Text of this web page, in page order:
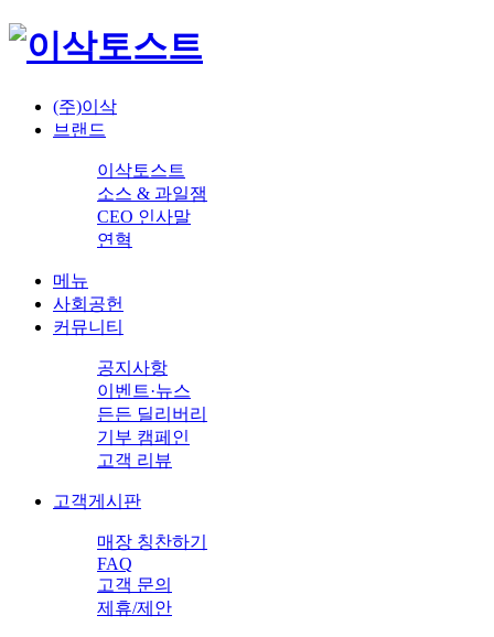
(주)이삭
브랜드
이삭토스트
소스 & 과일잼
CEO 인사말
연혁
메뉴
사회공헌
커뮤니티
공지사항
이벤트·뉴스
든든 딜리버리
기부 캠페인
고객 리뷰
고객게시판
매장 칭찬하기
FAQ
고객 문의
제휴/제안